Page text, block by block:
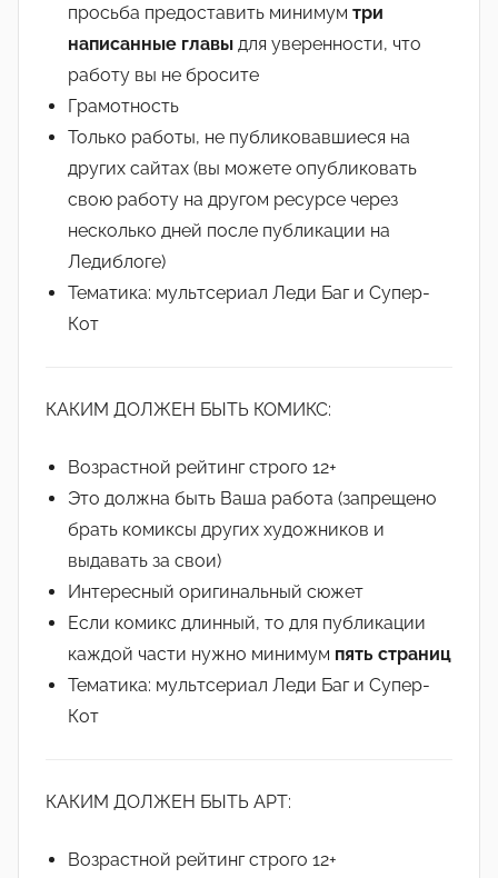
просьба предоставить минимум три
написанные главы для уверенности, что
работу вы не бросите
Грамотность
Только работы, не публиковавшиеся на
других сайтах (вы можете опубликовать
свою работу на другом ресурсе через
несколько дней после публикации на
Ледиблоге)
Тематика: мультсериал Леди Баг и Супер-
Кот
КАКИМ ДОЛЖЕН БЫТЬ КОМИКС:
Возрастной рейтинг строго 12+
Это должна быть Ваша работа (запрещено
брать комиксы других художников и
выдавать за свои)
Интересный оригинальный сюжет
Если комикс длинный, то для публикации
каждой части нужно минимум пять страниц
Тематика: мультсериал Леди Баг и Супер-
Кот
КАКИМ ДОЛЖЕН БЫТЬ АРТ:
Возрастной рейтинг строго 12+